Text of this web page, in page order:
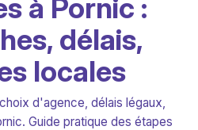
à Pornic :
délais,
locales
d'agence, délais légaux,
Guide pratique des étapes